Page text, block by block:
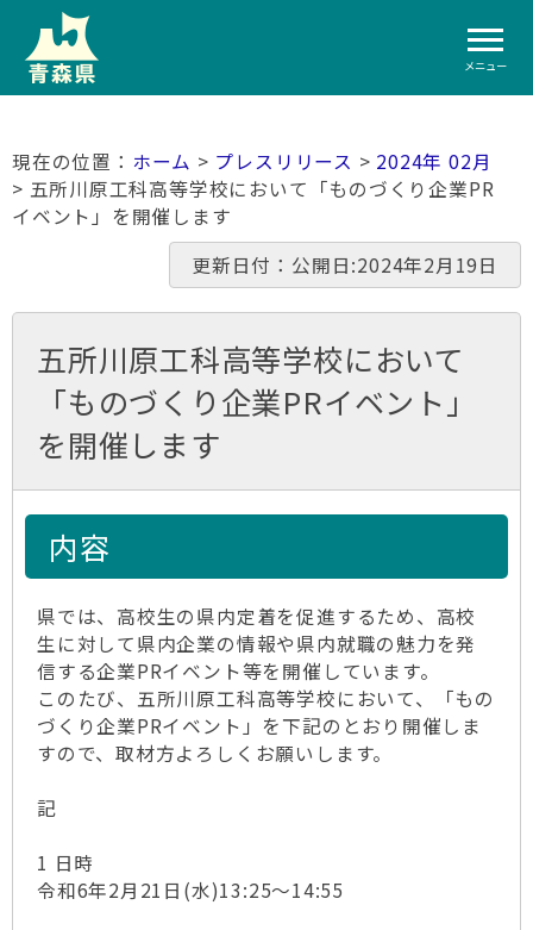
メニュー
ホーム > プレスリリース > 2024年 02月
> 五所川原工科高等学校において「ものづくり企業PR
イベント」を開催します
更新日付：公開日:2024年2月19日
五所川原工科高等学校において
「ものづくり企業PRイベント」
を開催します
内容
県では、高校生の県内定着を促進するため、高校
生に対して県内企業の情報や県内就職の魅力を発
信する企業PRイベント等を開催しています。
このたび、五所川原工科高等学校において、「もの
づくり企業PRイベント」を下記のとおり開催しま
すので、取材方よろしくお願いします。
記
1 日時
令和6年2月21日(水)13:25～14:55